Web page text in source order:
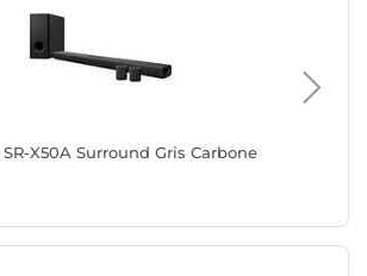
X50A Surround Gris Carbone